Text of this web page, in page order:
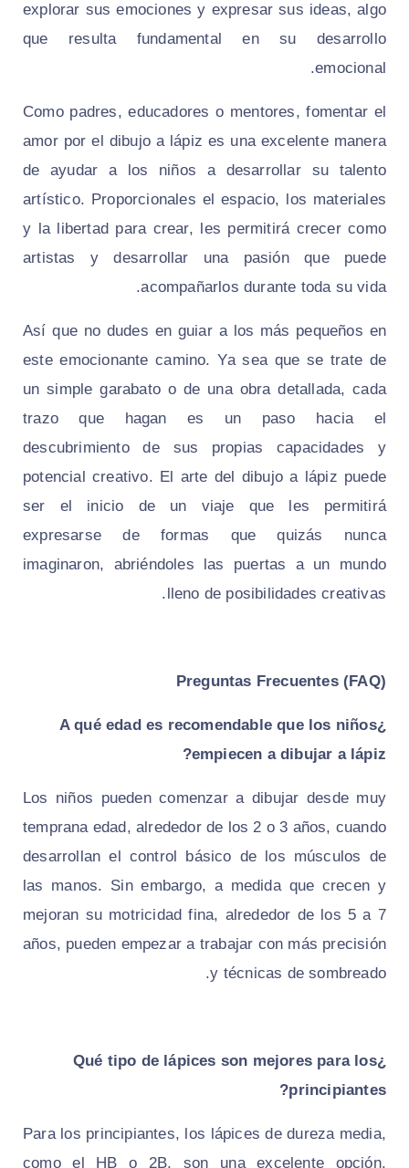
explorar sus emociones y expresar sus ideas, algo
que resulta fundamental en su desarrollo
emocional.
Como padres, educadores o mentores, fomentar el
amor por el dibujo a lápiz es una excelente manera
de ayudar a los niños a desarrollar su talento
artístico. Proporcionales el espacio, los materiales
y la libertad para crear, les permitirá crecer como
artistas y desarrollar una pasión que puede
acompañarlos durante toda su vida.
Así que no dudes en guiar a los más pequeños en
este emocionante camino. Ya sea que se trate de
un simple garabato o de una obra detallada, cada
trazo que hagan es un paso hacia el
descubrimiento de sus propias capacidades y
potencial creativo. El arte del dibujo a lápiz puede
ser el inicio de un viaje que les permitirá
expresarse de formas que quizás nunca
imaginaron, abriéndoles las puertas a un mundo
lleno de posibilidades creativas.
Preguntas Frecuentes (FAQ)
¿A qué edad es recomendable que los niños
empiecen a dibujar a lápiz?
Los niños pueden comenzar a dibujar desde muy
temprana edad, alrededor de los 2 o 3 años, cuando
desarrollan el control básico de los músculos de
las manos. Sin embargo, a medida que crecen y
mejoran su motricidad fina, alrededor de los 5 a 7
años, pueden empezar a trabajar con más precisión
y técnicas de sombreado.
¿Qué tipo de lápices son mejores para los
principiantes?
Para los principiantes, los lápices de dureza media,
como el HB o 2B, son una excelente opción.